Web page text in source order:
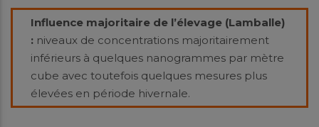
Influence majoritaire de l’élevage (Lamballe)
: niveaux de concentrations majoritairement
inférieurs à quelques nanogrammes par mètre
cube avec toutefois quelques mesures plus
élevées en période hivernale.